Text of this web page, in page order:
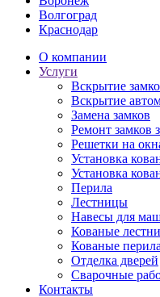
Волгоград
Краснодар
О компании
Услуги
Вскрытие
Вскрытие
Замена замков
Ремонт замков
Решетки на
Установка
Установка
Перила
Лестницы
Навесы для
Кованые
Кованые перила
Отделка дверей
Сварочные
Контакты